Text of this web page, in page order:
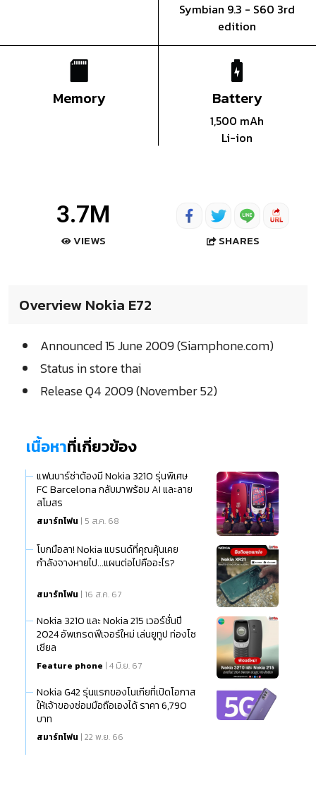
Symbian 9.3 - S60 3rd
edition
Memory Battery
1,500 mAh
Li-ion
3.7M
VIEWS SHARES
Overview Nokia E72
Announced 15 June 2009 (Siamphone.com)
Status in store thai
Release Q4 2009 (November 52)
เนื้อหาที่เกี่ยวข้อง
แฟนบาร์ซ่าต้องมี Nokia 3210 รุ่นพิเศษ
FC Barcelona กลับมาพร้อม AI และลาย
สโมสร
สมาร์ทโฟน | 5 ส.ค. 68
โบกมือลา! Nokia แบรนด์ที่คุณคุ้นเคย
กำลังจางหายไป...แผนต่อไปคืออะไร?
สมาร์ทโฟน | 16 ส.ค. 67
Nokia 3210 และ Nokia 215 เวอร์ชั่นปี
2024 อัพเกรดฟีเจอร์ใหม่ เล่นยูทูป ท่องโซ
เชียล
Feature phone | 4 มิ.ย. 67
Nokia G42 รุ่นแรกของโนเกียที่เปิดโอกาส
ให้เจ้าของซ่อมมือถือเองได้ ราคา 6,790
บาท
สมาร์ทโฟน | 22 พ.ย. 66